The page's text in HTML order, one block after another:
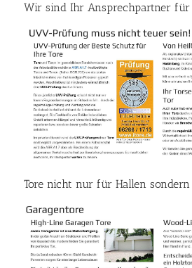
Wir sind Ihr Ansprechpartner
Tore nicht nur für Hallen